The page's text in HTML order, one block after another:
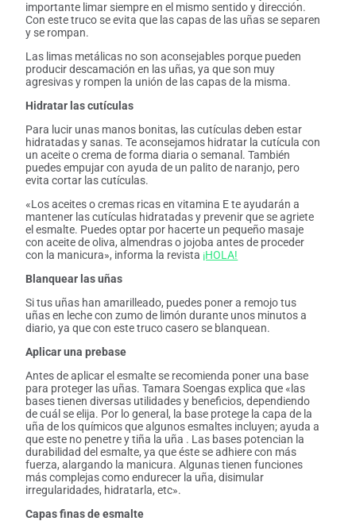
importante limar siempre en el mismo sentido y dirección.
Con este truco se evita que las capas de las uñas se separen
y se rompan.
Las limas metálicas no son aconsejables porque pueden
producir descamación en las uñas, ya que son muy
agresivas y rompen la unión de las capas de la misma.
Hidratar las cutículas
Para lucir unas manos bonitas, las cutículas deben estar
hidratadas y sanas. Te aconsejamos hidratar la cutícula con
un aceite o crema de forma diaria o semanal. También
puedes empujar con ayuda de un palito de naranjo, pero
evita cortar las cutículas.
«Los aceites o cremas ricas en vitamina E te ayudarán a
mantener las cutículas hidratadas y prevenir que se agriete
el esmalte. Puedes optar por hacerte un pequeño masaje
con aceite de oliva, almendras o jojoba antes de proceder
con la manicura», informa la revista ¡HOLA!
Blanquear las uñas
Si tus uñas han amarilleado, puedes poner a remojo tus
uñas en leche con zumo de limón durante unos minutos a
diario, ya que con este truco casero se blanquean.
Aplicar una prebase
Antes de aplicar el esmalte se recomienda poner una base
para proteger las uñas. Tamara Soengas explica que «las
bases tienen diversas utilidades y beneficios, dependiendo
de cuál se elija. Por lo general, la base protege la capa de la
uña de los químicos que algunos esmaltes incluyen; ayuda a
que este no penetre y tiña la uña . Las bases potencian la
durabilidad del esmalte, ya que éste se adhiere con más
fuerza, alargando la manicura. Algunas tienen funciones
más complejas como endurecer la uña, disimular
irregularidades, hidratarla, etc».
Capas finas de esmalte